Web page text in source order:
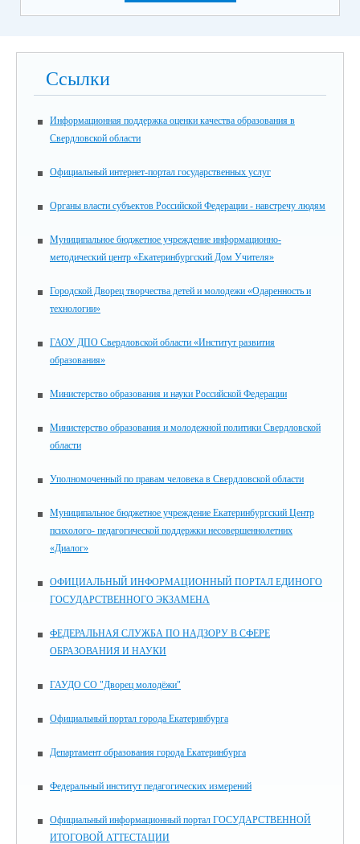
Ссылки
Информационная поддержка оценки качества образования в
Свердловской области
Официальный интернет-портал государственных услуг
Органы власти субъектов Российской Федерации - навстречу людям
Муниципальное бюджетное учреждение информационно-
методический центр «Екатеринбургский Дом Учителя»
Городской Дворец творчества детей и молодежи «Одаренность и
технологии»
ГАОУ ДПО Свердловской области «Институт развития
образования»
Министерство образования и науки Российской Федерации
Министерство образования и молодежной политики Свердловской
области
Уполномоченный по правам человека в Свердловской области
Муниципальное бюджетное учреждение Екатеринбургский Центр
психолого- педагогической поддержки несовершеннолетних
«Диалог»
ОФИЦИАЛЬНЫЙ ИНФОРМАЦИОННЫЙ ПОРТАЛ ЕДИНОГО
ГОСУДАРСТВЕННОГО ЭКЗАМЕНА
ФЕДЕРАЛЬНАЯ СЛУЖБА ПО НАДЗОРУ В СФЕРЕ
ОБРАЗОВАНИЯ И НАУКИ
ГАУДО СО "Дворец молодёжи"
Официальный портал города Екатеринбурга
Департамент образования города Екатеринбурга
Федеральный институт педагогических измерений
Официальный информационный портал ГОСУДАРСТВЕННОЙ
ИТОГОВОЙ АТТЕСТАЦИИ